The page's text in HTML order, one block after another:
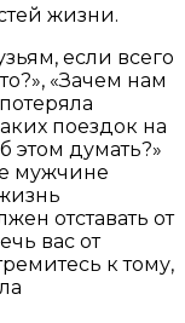
жизни.
если всего
«Зачем нам
поездок на
этом думать?»
мужчине
отставать от
вас от
к тому,